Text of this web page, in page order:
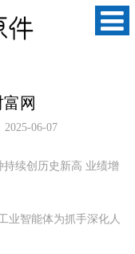
网
2025-06-07
续创历史新高 业绩增
智能体为抓手深化人